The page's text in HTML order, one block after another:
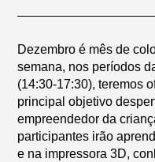
Dezembro é mês de
semana, nos períodos
(14:30-17:30), teremos
principal objetivo
empreendedor da
participantes irão
e na impressora 3D,